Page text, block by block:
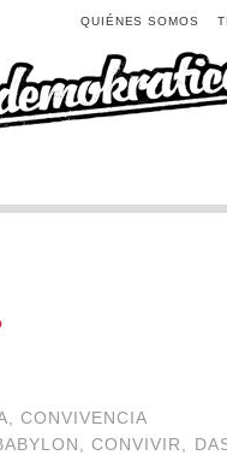
QUIÉNES SOMOS
,CONVIVENCIA
,CONVIVIR ,